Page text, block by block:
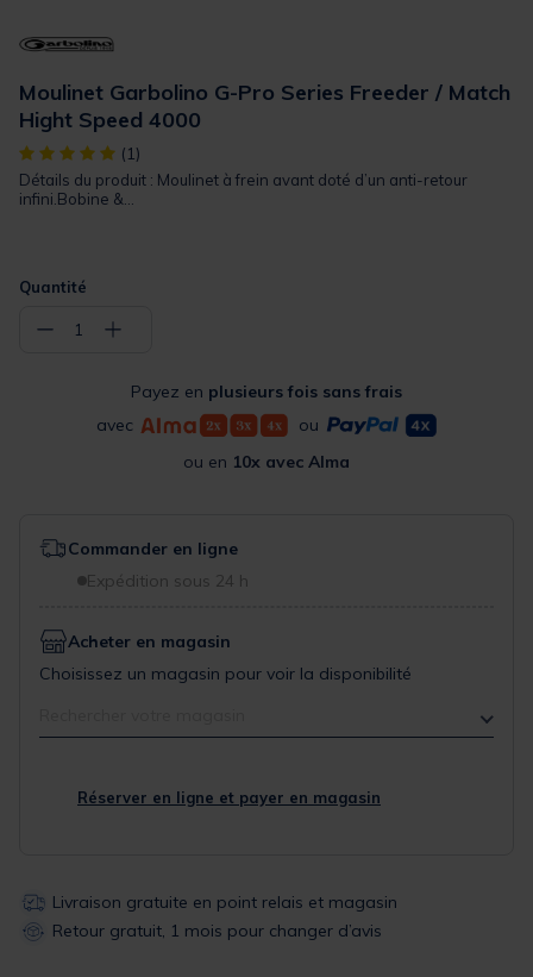
Moulinet Garbolino G-Pro Series Freeder / Match
Hight Speed 4000
[object Object] out of 5 Customer Rating
(1)
Détails du produit : Moulinet à frein avant doté d’un anti-retour
infini.Bobine &...
Quantité
− 1 +
Payez en plusieurs fois sans frais
avec
ou
ou en 10x avec Alma
Commander en ligne
Expédition sous 24 h
Acheter en magasin
Choisissez un magasin pour voir la disponibilité
Réserver en ligne et payer en magasin
Livraison gratuite en point relais et magasin
Retour gratuit, 1 mois pour changer d’avis